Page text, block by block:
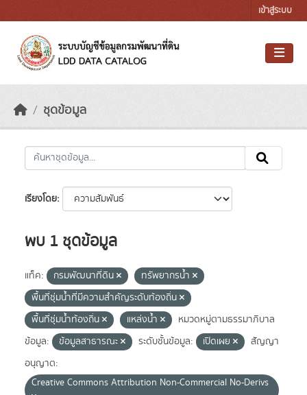
เข้าสู่ระบบ
ชุดข้อมูล
เรียงโดย
พบ 1 ชุดข้อมูล
แท็ค: กรมพัฒนาที่ดิน
ทรัพยากรน้ำ
พื้นที่ชุ่มน้ำที่มีความสําคัญระดับท้องถิ่น
พื้นที่ชุ่มน้ำท้องถิ่น
แหล่งน้ำ
หมวดหมู่ตามธรรมาภิบาล
ข้อมูล:
ข้อมูลสาธารณะ ระดับชั้นข้อมูล: เปิดเผย
สัญญา
อนุญาต:
Creative Commons Attribution Non-Commercial No-Derivs